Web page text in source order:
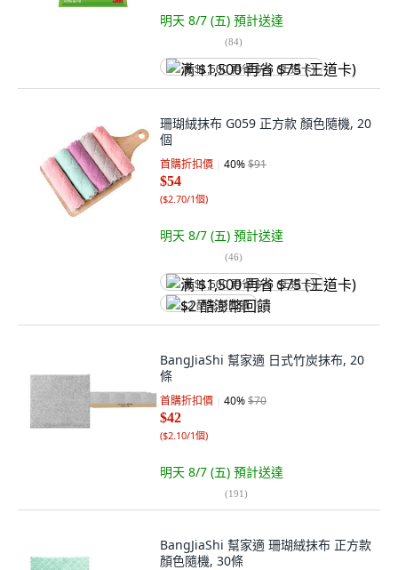
明天 8/7 (五) 預計送達
(84)
满 $1,500 再省 $75 (王道卡)
珊瑚絨抹布 G059 正方款 顏色隨機, 20
個
首購折扣價 40%$91
$54
($2.70/1個)
明天 8/7 (五) 預計送達
(46)
满 $1,500 再省 $75 (王道卡)
$2 酷澎幣回饋
BangJiaShi 幫家適 日式竹炭抹布, 20
條
首購折扣價 40%$70
$42
($2.10/1個)
明天 8/7 (五) 預計送達
(191)
BangJiaShi 幫家適 珊瑚絨抹布 正方款
顏色隨機, 30條